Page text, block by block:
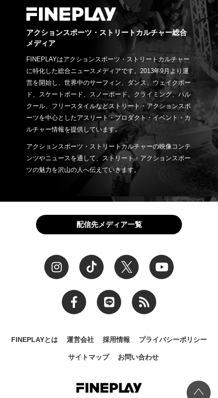
アクションスポーツ・ストリートカルチャー総合
メディア
FINEPLAYはアクションスポーツ・ストリートカルチャー
に特化した総合ニュースメディアです。2013年9月より運
営を開始し、世界中のサーフィン、ダンス、ウェイクボー
ド、スケートボード、スノーボード、クライミング、パル
クール、フリースタイルなどストリート・アクションスポ
ーツを中心としたアスリート・プロダクト・イベント・カ
ルチャー情報を提供しています。
アクションスポーツ・ストリートカルチャーの映像コンテ
ンツやニュースを通して、ストリート・アクションスポー
ツの魅力を沢山の人へ伝えていきます。
配信先メディア一覧
FINEPLAYとは 運営会社 採用情報 プライバシーポリシー
サイトマップ お問い合わせ